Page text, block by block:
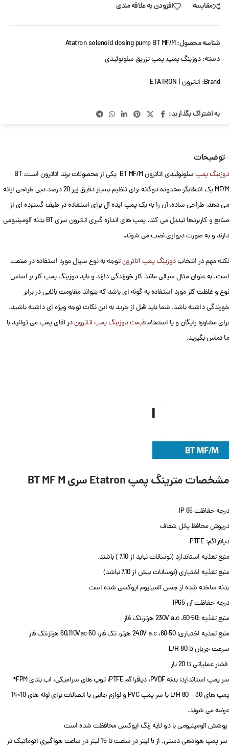
مقایسه افزودن به علاقه مندی
شناسه محصول:Atatron solenoid dosing pump BT MF/M
دسته: دوزینگ پمپ,پمپ تزریق سلونوئیدی
Brand: اتاترون | ETATRON
به اشتراک بگذارید:
توضیحات
دوزینگ پمپ
سلونوئیدی اتاترون BT MF/M یکی از محصولات برند اتاترون است. BT
MF/M یک انتخابگر محدوده دوگانه برای تنظیم بسیار دقیق زیر 20 درصد دبی طراحی ارائه
می دهد. طراحی ساده، آن را به یک پمپ ایده آل برای استفاده در طیف گسترده ای از
صنایع و کاربردها تبدیل می کند. پمپ های اندازه گیری اتاترون سری BT بدنه آلومینیومی
دارند و به صورت دیواری نصب می شوند.
نکته مهم در انتخابدوزینگ پمپ اتاترونتوجه به نوع سیال مورد استفاده در صنعت
است. به عنوان مثال سیالی مانند کلر خورندگی دارند و باید دوزینگ پمپ کلر بر اساس
نوع و غلظت کلر مورد استفاده به گونه ای باشد که بتواند مقاومت بالایی در برابر
خورندگی داشته باشد. شما باید قبل از خرید به این نکات توجه ویژه ای داشته باشید.
برای مشاوره رایگان و یا استعلامقیمت دوزینگ پمپ اتاتروندر آقای پمپ می توانید با
ما تماس بگیرید.
مشخصات مترینگ پمپEtatron سری BT MF M
درجه حفاظت IP 65
درپوش محافظ پانل شفاف
دیافراگم: PTFE
منبع تغذیه استاندارد (نوسانات نباید از 10٪ ) باشند.
منبع تغذیه اختیاری (نوسانات بیش از 10٪ نباشد)
بدنه ساخته شده از جنس آلمینیوم اپوکسی شده است
درجه حفاظت آن IP65
منبع تغذیه :230V a.c ،60-50 هرتز،تک فاز
منبع تغذیه اختیاری: 240V a.c ،60-50 هرتز، تک فاز، 50-60,110Vac هرتز،تک فاز
سرعت جریان تا 80 L/H
فشار عملیاتی تا 20 بار
سر پمپ استاندارد: بدنه PVDF، دیافراگم PTFE، توپ های سرامیکی، آب بندی FPM*
پمپ های 30 – 80 L/H با سر پمپ PVC و لوازم جانبی با اتصالات برای لوله های 10×14
عرضه می شوند.
پوشش آلومینیومی با دو لایه رنگ اپوکسی محافظت شده است
سر پمپ هوادهی دستی. از 5 لیتر در ساعت تا 15 لیتر در ساعت هواگیری اتوماتیک در